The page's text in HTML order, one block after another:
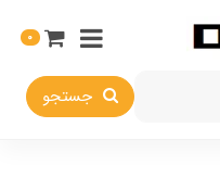
جستجو
0